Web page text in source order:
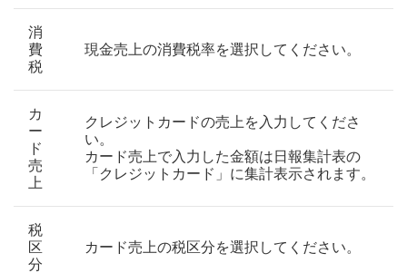
消
費
税
現金売上の消費税率を選択してください。
カ
ー
ド
売
上
クレジットカードの売上を入力してくださ
い。
カード売上で入力した金額は日報集計表の
「クレジットカード」に集計表示されます。
税
区
分
カード売上の税区分を選択してください。